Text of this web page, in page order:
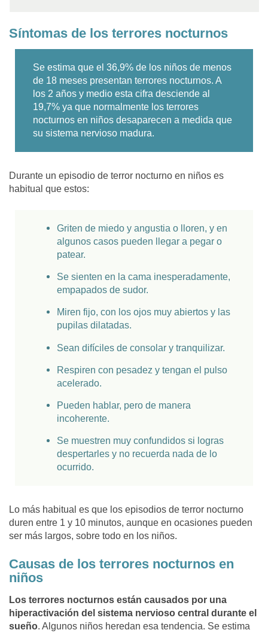
Síntomas de los terrores nocturnos
Se estima que el 36,9% de los niños de menos
de 18 meses presentan terrores nocturnos. A
los 2 años y medio esta cifra desciende al
19,7% ya que normalmente los terrores
nocturnos en niños desaparecen a medida que
su sistema nervioso madura.
Durante un episodio de terror nocturno en niños es
habitual que estos:
Griten de miedo y angustia o lloren, y en
algunos casos pueden llegar a pegar o
patear.
Se sienten en la cama inesperadamente,
empapados de sudor.
Miren fijo, con los ojos muy abiertos y las
pupilas dilatadas.
Sean difíciles de consolar y tranquilizar.
Respiren con pesadez y tengan el pulso
acelerado.
Pueden hablar, pero de manera
incoherente.
Se muestren muy confundidos si logras
despertarles y no recuerda nada de lo
ocurrido.
Lo más habitual es que los episodios de terror nocturno
duren entre 1 y 10 minutos, aunque en ocasiones pueden
ser más largos, sobre todo en los niños.
Causas de los terrores nocturnos en
niños
Los terrores nocturnos están causados por una
hiperactivación del sistema nervioso central durante el
sueño. Algunos niños heredan esa tendencia. Se estima